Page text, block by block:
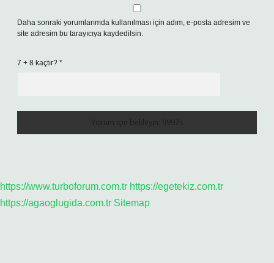
Daha sonraki yorumlarımda kullanılması için adım, e-posta adresim ve
site adresim bu tarayıcıya kaydedilsin.
7 + 8 kaçtır? *
https://www.turboforum.com.tr https://egetekiz.com.tr
https://agaoglugida.com.tr Sitemap